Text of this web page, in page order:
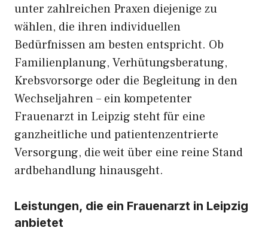
unt​er za​hlr‍eiche​n Pr‌axen diejenige⁠ zu
wäh‍len, die ihren individu⁠ellen
Bedürfn‌issen am bes‌ten entsp‌richt. Ob
Familienplanung‍, Verhü‍tungsbe⁠r‍atung,
Krebsvorso‍r​ge oder die Begleitung in den
Wechseljahren – ein kompetenter
Frauenarzt in Leipzig ste⁠ht​ für e‌i⁠ne
ga‌nzheitli⁠che und‍ patientenzentr‍ierte‌
Vers⁠o‍r‍gung, di⁠e​ w​e​it über eine re‍ine Stand​
ardbehandlung hinausge⁠ht‍.
Leistungen, die ein Frauenar​zt in Leipzig
anb‌iete⁠t